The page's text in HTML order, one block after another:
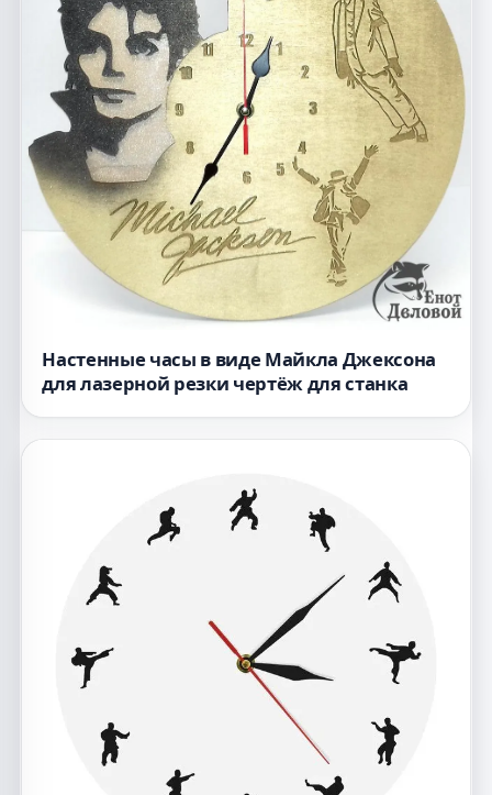
Настенные часы в виде Майкла Джексона
для лазерной резки чертёж для станка